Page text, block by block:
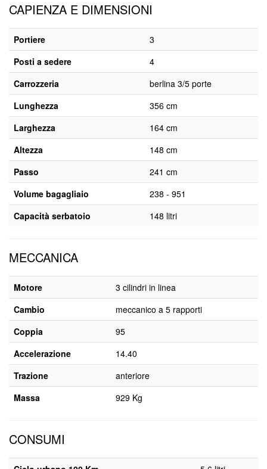
CAPIENZA E DIMENSIONI
Portiere
3
Posti a sedere
4
Carrozzeria
berlina 3/5 porte
Lunghezza
356 cm
Larghezza
164 cm
Altezza
148 cm
Passo
241 cm
Volume bagagliaio
238 - 951
Capacità serbatoio
148 litri
MECCANICA
Motore
3 cilindri in linea
Cambio
meccanico a 5 rapporti
Coppia
95
Accelerazione
14.40
Trazione
anteriore
Massa
929 Kg
CONSUMI